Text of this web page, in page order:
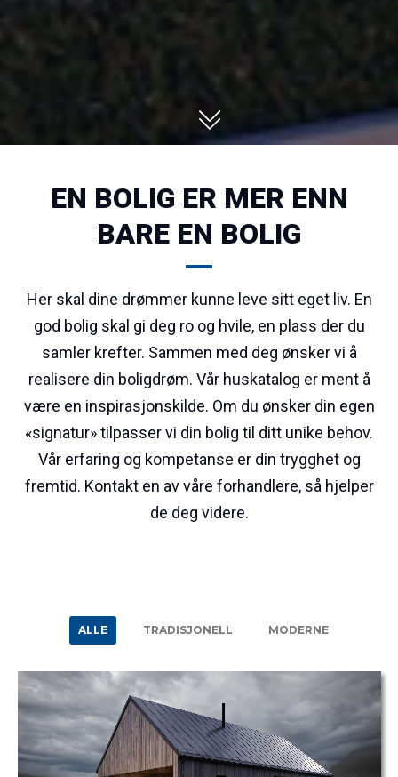
EN BOLIG ER MER ENN
BARE EN BOLIG
Her skal dine drømmer kunne leve sitt eget liv. En
god bolig skal gi deg ro og hvile, en plass der du
samler krefter. Sammen med deg ønsker vi å
realisere din boligdrøm. Vår huskatalog er ment å
være en inspirasjonskilde. Om du ønsker din egen
«signatur» tilpasser vi din bolig til ditt unike behov.
Vår erfaring og kompetanse er din trygghet og
fremtid. Kontakt en av våre forhandlere, så hjelper
de deg videre.
ALLE TRADISJONELL MODERNE